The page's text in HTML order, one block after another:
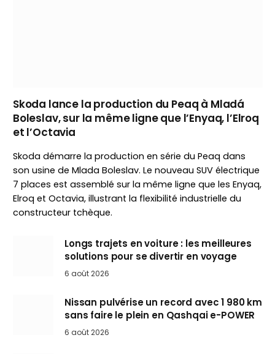
Skoda lance la production du Peaq à Mladá
Boleslav, sur la même ligne que l’Enyaq, l’Elroq
et l’Octavia
Skoda démarre la production en série du Peaq dans
son usine de Mlada Boleslav. Le nouveau SUV électrique
7 places est assemblé sur la même ligne que les Enyaq,
Elroq et Octavia, illustrant la flexibilité industrielle du
constructeur tchèque.
Longs trajets en voiture : les meilleures
solutions pour se divertir en voyage
6 août 2026
Nissan pulvérise un record avec 1 980 km
sans faire le plein en Qashqai e-POWER
6 août 2026